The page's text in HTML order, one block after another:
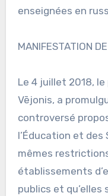
enseignées en
MANIFESTATION
Le 4 juillet 2018,
Vējonis, a
controversé
l’Éducation et
mêmes
établissements
publics et qu’elles